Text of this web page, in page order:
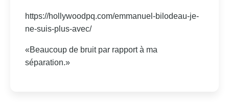
https://hollywoodpq.com/emmanuel-bilodeau-je-
ne-suis-plus-avec/
«Beaucoup de bruit par rapport à ma
séparation.»